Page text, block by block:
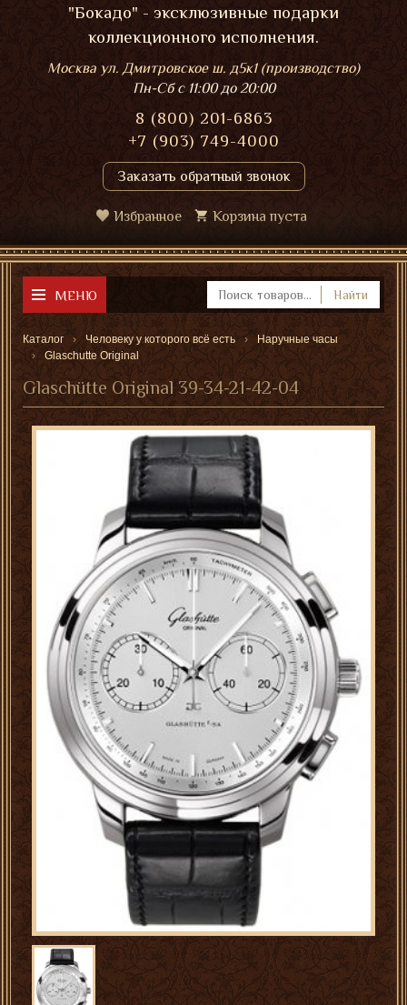
"Бокадо" - эксклюзивные подарки
коллекционного исполнения.
Москва ул. Дмитровское ш. д5к1 (производство)
Пн-Сбс 11:00 до 20:00
8 (800) 201-6863
+7 (903) 749-4000
Заказать обратный звонок
Избранное Корзина пуста
МЕНЮ Найти
Каталог Человеку у которого всё есть
Наручные часы
Glaschutte Original
Glaschütte Original 39-34-21-42-04